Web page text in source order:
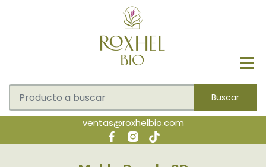
Buscar
ventas@roxhelbio.com